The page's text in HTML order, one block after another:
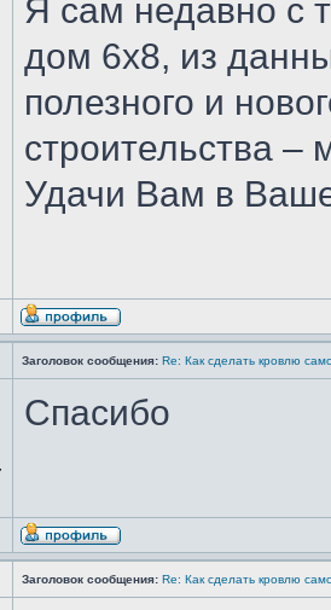
Я сам недавно с
дом 6х8, из
полезного и
строительства –
Удачи Вам в
Заголовок сообщения: Re: Как сделать кровлю
Спасибо
Заголовок сообщения: Re: Как сделать кровлю